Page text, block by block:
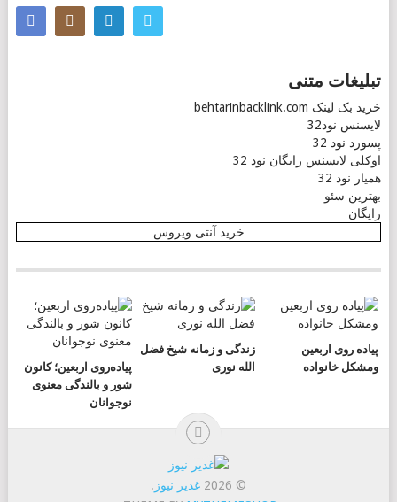
تبلیغات متنی
خرید بک لینک behtarinbacklink.com
لایسنس نود32
پسورد نود 32
اوکلی لایسنس رایگان نود 32
همیار نود 32
بهترین سئو
رایگان
خرید آنتی ویروس
پیاده‌روی اربعین؛ کانون
شور و بالندگی معنوی
نوجوانان
زندگی و زمانه شیخ فضل
الله نوری
پیاده روی اربعین
ومشکل خانواده
© 2026 غدیر نیوز .